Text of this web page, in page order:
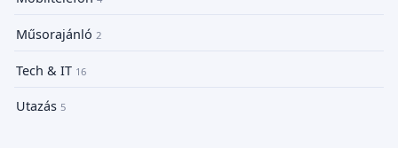
Műsorajánló 2
Tech & IT 16
Utazás 5